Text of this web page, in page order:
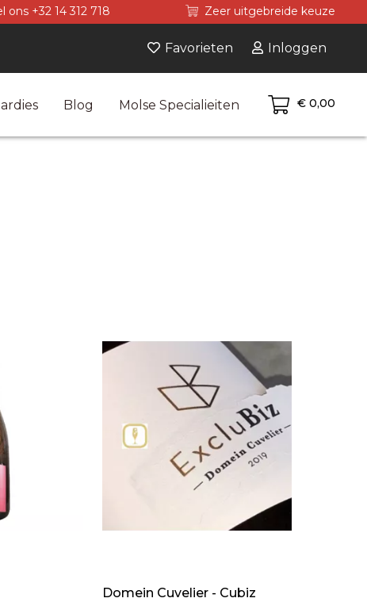
+32 14 312 718 Zeer uitgebreide keuze
Favorieten Inloggen
Blog Molse Specialieiten € 0,00
Domein Cuvelier - Cubiz